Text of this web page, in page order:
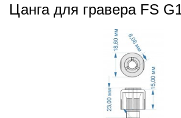
цанги
Цанга для гравера FS G106 з
Цанга для гравера FS